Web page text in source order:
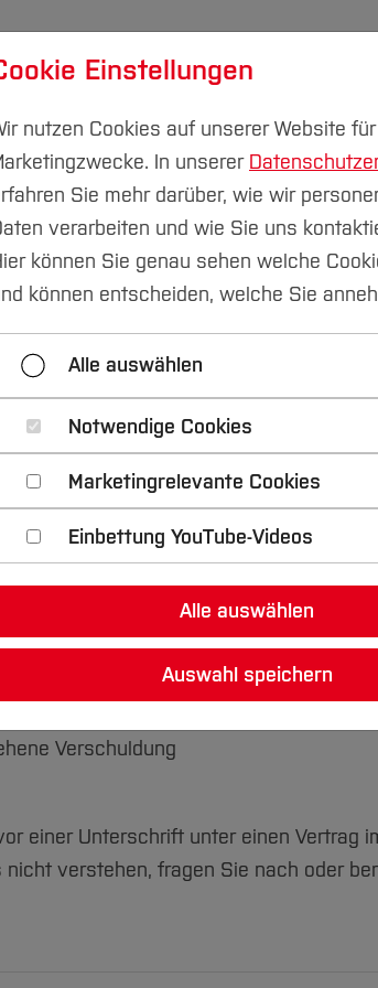
Forschung & Transfer
Finanzielle Fallen
Finanzielle Fallen
bringen vielfältige
oft nicht gut in der
weil es ihnen
wieder gezielte
scheinbar attraktiven
zu
die einem
Verschuldung
einer Unterschrift unter einen Vertrag
verstehen, fragen Sie nach oder
Einstellungen
nutzen Cookies auf unserer Website
In unserer
Sie mehr darüber, wie wir
verarbeiten und wie Sie uns
können Sie genau sehen welche
können entscheiden, welche Sie
Alle auswählen
Notwendige Cookies
Marketingrelevante Cookies
Einbettung YouTube-Videos
Alle auswählen
Auswahl speichern